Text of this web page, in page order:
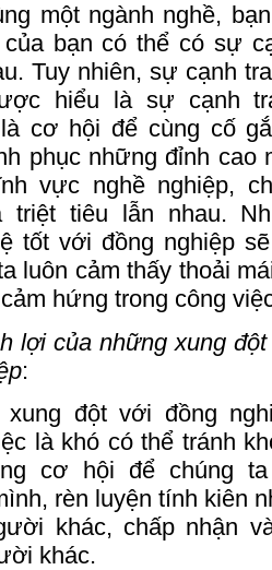
một ngành nghề,
của bạn có thể có sự
Tuy nhiên, sự cạnh
hiểu là sự cạnh
cơ hội để cùng cố
phục những đỉnh cao
vực nghề nghiệp,
triệt tiêu lẫn nhau.
tốt với đồng nghiệp
luôn cảm thấy thoải
hứng trong công
lợi của những xung
:
xung đột với đồng
là khó có thể tránh
cơ hội để chúng
rèn luyện tính kiên
khác, chấp nhận
khác.